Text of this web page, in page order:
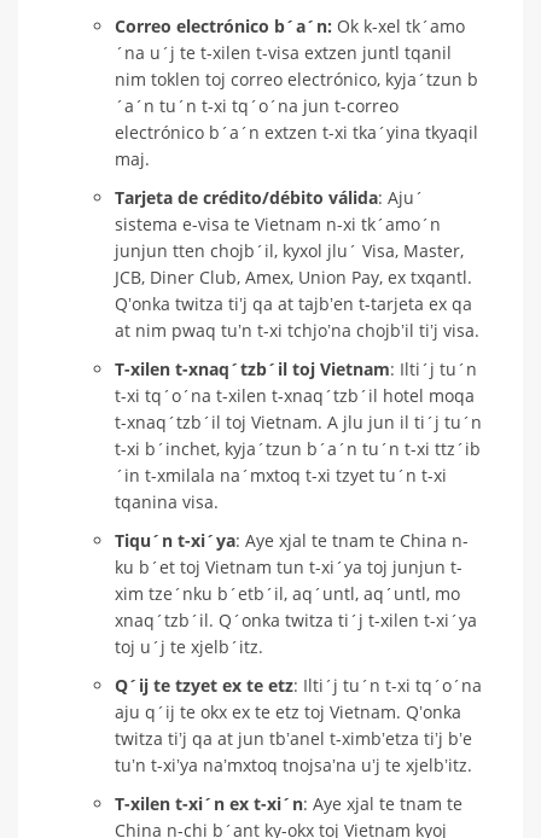
Correo electrónico b´a´n: Ok k-xel tk´amo
´na u´j te t-xilen t-visa extzen juntl tqanil
nim toklen toj correo electrónico, kyja´tzun b
´a´n tu´n t-xi tq´o´na jun t-correo
electrónico b´a´n extzen t-xi tka´yina tkyaqil
maj.
Tarjeta de crédito/débito válida: Aju´
sistema e-visa te Vietnam n-xi tk´amo´n
junjun tten chojb´il, kyxol jlu´ Visa, Master,
JCB, Diner Club, Amex, Union Pay, ex txqantl.
Qʼonka twitza tiʼj qa at tajbʼen t-tarjeta ex qa
at nim pwaq tuʼn t-xi tchjoʼna chojbʼil tiʼj visa.
T-xilen t-xnaq´tzb´il toj Vietnam: Ilti´j tu´n
t-xi tq´o´na t-xilen t-xnaq´tzb´il hotel moqa
t-xnaq´tzb´il toj Vietnam. A jlu jun il ti´j tu´n
t-xi b´inchet, kyja´tzun b´a´n tu´n t-xi ttz´ib
´in t-xmilala na´mxtoq t-xi tzyet tu´n t-xi
tqanina visa.
Tiqu´n t-xi´ya: Aye xjal te tnam te China n-
ku b´et toj Vietnam tun t-xi´ya toj junjun t-
xim tze´nku b´etb´il, aq´untl, aq´untl, mo
xnaq´tzb´il. Q´onka twitza ti´j t-xilen t-xi´ya
toj u´j te xjelb´itz.
Q´ij te tzyet ex te etz: Ilti´j tu´n t-xi tq´o´na
aju q´ij te okx ex te etz toj Vietnam. Qʼonka
twitza tiʼj qa at jun tbʼanel t-ximbʼetza tiʼj bʼe
tuʼn t-xiʼya naʼmxtoq tnojsaʼna uʼj te xjelbʼitz.
T-xilen t-xi´n ex t-xi´n: Aye xjal te tnam te
China n-chi b´ant ky-okx toj Vietnam kyoj